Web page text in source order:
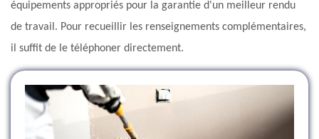
équipements appropriés pour la garantie d'un meilleur rendu
de travail. Pour recueillir les renseignements complémentaires,
il suffit de le téléphoner directement.